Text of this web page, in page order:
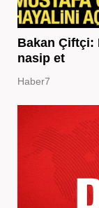
Bakan Çiftçi:
nasip et
Haber7